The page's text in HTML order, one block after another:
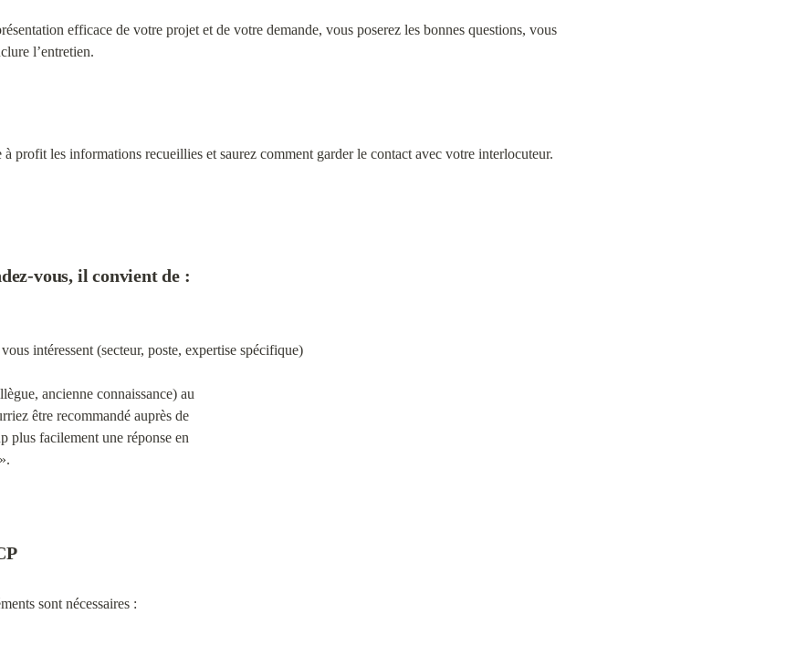
efficace de votre projet et de votre demande, vous poserez les bonnes questions, vous
l’entretien.
à profit les informations recueillies et saurez comment garder le contact avec votre interlocuteur.
vous, il convient de :
intéressent (secteur, poste, expertise spécifique)
ancienne connaissance) au
être recommandé auprès de
plus facilement une réponse en
sont nécessaires :